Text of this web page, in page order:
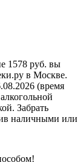
1578 руб. вы
в Москве.
(время
Забрать
наличными или